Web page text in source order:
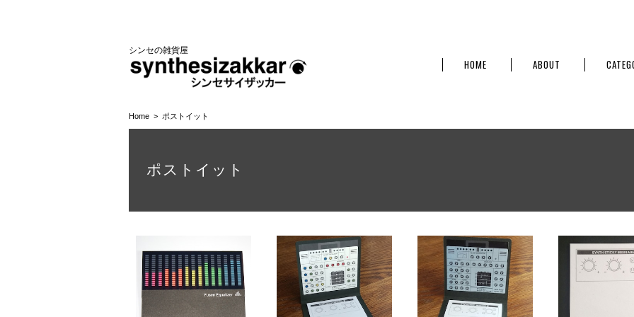
シンセの雑貨屋
HOME ABOUT
Home ポストイット
ポストイット